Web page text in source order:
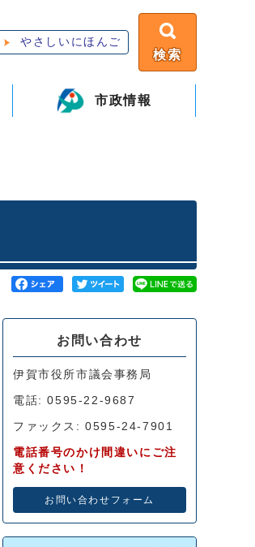
やさしいにほんご
検索
市政情報
お問い合わせ
伊賀市役所市議会事務局
電話: 0595-22-9687
ファックス: 0595-24-7901
電話番号のかけ間違いにご注
意ください！
お問い合わせフォーム